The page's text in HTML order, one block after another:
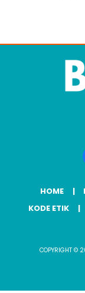
HOME
KODE ETIK
COPYRIGHT ©